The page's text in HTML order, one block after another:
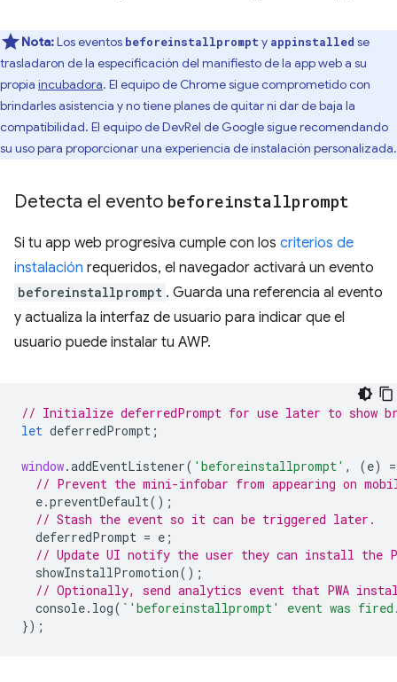
Nota:Los eventos beforeinstallprompt y appinstalled se
trasladaron de la especificación del manifiesto de la app web a su
propia incubadora. El equipo de Chrome sigue comprometido con
brindarles asistencia y no tiene planes de quitar ni dar de baja la
compatibilidad. El equipo de DevRel de Google sigue recomendando
su uso para proporcionar una experiencia de instalación personalizada.
Detecta el evento beforeinstallprompt
Si tu app web progresiva cumple con los criterios de
instalación requeridos, el navegador activará un evento
beforeinstallprompt . Guarda una referencia al evento
y actualiza la interfaz de usuario para indicar que el
usuario puede instalar tu AWP.
// Initialize deferredPrompt for use later to show
let deferredPrompt ;
window.addEventListener( 'beforeinstallprompt' , (e) =
// Prevent the mini-infobar from appearing on
e.preventDefault();
// Stash the event so it can be triggered later.
deferredPrompt = e ;
// Update UI notify the user they can install the
showInstallPromotion();
// Optionally, send analytics event that PWA install
console. log( `'beforeinstallprompt' event was
});